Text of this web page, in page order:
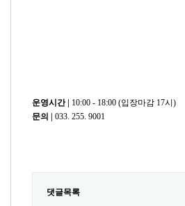
운영시간 |
10:00 - 18:00 (입장마감 17시)
문의
​033. 255. 9001
댓글목록